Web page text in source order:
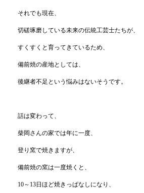
それでも現在、
切磋琢磨している未来の伝統工芸士たちが、
すくすくと育ってきているため、
備前焼の産地としては、
後継者不足という悩みはないそうです。
話は変わって、
柴岡さんの家では年に一度、
登り窯で焼きますが、
備前焼の窯は一度焼くと、
10～13日ほど焼きっぱなしになり、